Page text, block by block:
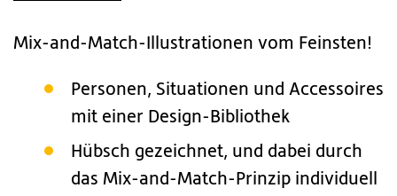
Mix-and-Match-Illustrationen vom Feinsten!
Personen, Situationen und Accessoires
mit einer Design-Bibliothek
Hübsch gezeichnet, und dabei durch
das Mix-and-Match-Prinzip individuell